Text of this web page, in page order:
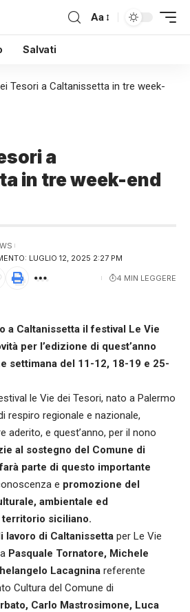
Aa
Salvati
Tesori a Caltanissetta in tre week-
a
in tre week-end
LUGLIO 12, 2025 2:27 PM
4 MIN LEGGERE
a Caltanissetta il festival Le Vie
per l’edizione di quest’anno
settimana del 11-12, 18-19 e 25-
le Vie dei Tesori, nato a Palermo
respiro regionale e nazionale,
aderito, e quest’anno, per il nono
al sostegno del Comune di
parte di questo importante
e promozione del
ambientale ed
siciliano.
lavoro di Caltanissetta per Le Vie
Pasquale Tornatore, Michele
Lacagnina referente
Cultura del Comune di
Carlo Mastrosimone, Luca